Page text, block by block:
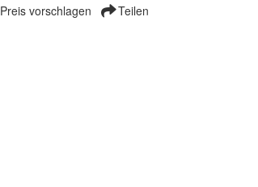
Preis vorschlagen Teilen